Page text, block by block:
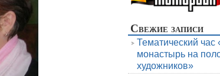
Свежие записи
Тематический час
монастырь на
художников»